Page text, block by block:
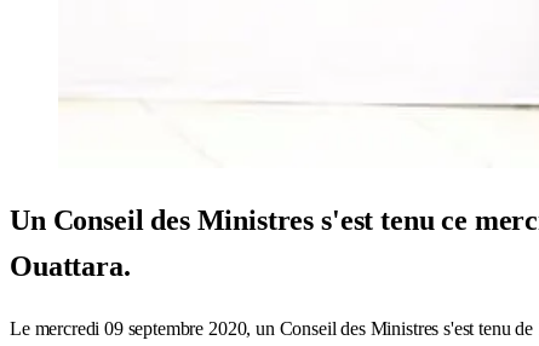
Un Conseil des Ministres s'est tenu ce
Ouattara.
Le mercredi 09 septembre 2020, un Conseil des Ministres s'est tenu